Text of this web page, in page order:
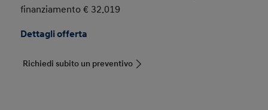
finanziamento € 32.019
Dettagli offerta
Richiedi subito un preventivo